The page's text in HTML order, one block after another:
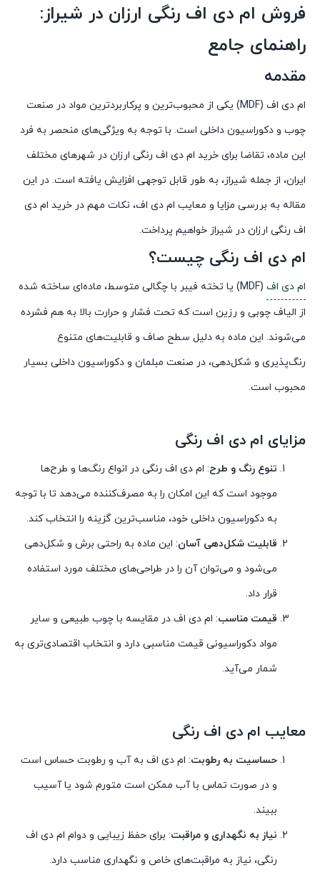
فروش ام دی اف رنگی ارزان در شیراز:
راهنمای جامع
مقدمه
ام دی اف (MDF) یکی از محبوب‌ترین و پرکاربردترین مواد در صنعت
چوب و دکوراسیون داخلی است. با توجه به ویژگی‌های منحصر به فرد
این ماده، تقاضا برای خرید ام دی اف رنگی ارزان در شهرهای مختلف
ایران، از جمله شیراز، به طور قابل توجهی افزایش یافته است. در این
مقاله به بررسی مزایا و معایب ام دی اف، نکات مهم در خرید ام دی
اف رنگی ارزان در شیراز خواهیم پرداخت.
ام دی اف رنگی چیست؟
ام دی اف
(MDF) یا تخته فیبر با چگالی متوسط، ماده‌ای ساخته شده
از الیاف چوبی و رزین است که تحت فشار و حرارت بالا به هم فشرده
می‌شوند. این ماده به دلیل سطح صاف و قابلیت‌های متنوع
رنگ‌پذیری و شکل‌دهی، در صنعت مبلمان و دکوراسیون داخلی بسیار
محبوب است.
مزایای ام دی اف رنگی
تنوع رنگ و طرح: ام دی اف رنگی در انواع رنگ‌ها و طرح‌ها
موجود است که این امکان را به مصرف‌کننده می‌دهد تا با توجه
به دکوراسیون داخلی خود، مناسب‌ترین گزینه را انتخاب کند.
قابلیت شکل‌دهی آسان: این ماده به راحتی برش و شکل‌دهی
می‌شود و می‌توان آن را در طراحی‌های مختلف مورد استفاده
قرار داد.
قیمت مناسب: ام دی اف در مقایسه با چوب طبیعی و سایر
مواد دکوراسیونی قیمت مناسبی دارد و انتخاب اقتصادی‌تری به
شمار می‌آید.
معایب ام دی اف رنگی
حساسیت به رطوبت: ام دی اف به آب و رطوبت حساس است
و در صورت تماس با آب ممکن است متورم شود یا آسیب
ببیند.
نیاز به نگهداری و مراقبت: برای حفظ زیبایی و دوام ام دی اف
رنگی، نیاز به مراقبت‌های خاص و نگهداری مناسب دارد.